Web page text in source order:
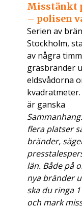
Misstänkt
– polisen
Serien av
Stockholm,
av några
gräsbränder
eldsvådorna
är ganska
flera platser
bränder,
län. Både på
nya bränder
ska du ringa
och mark